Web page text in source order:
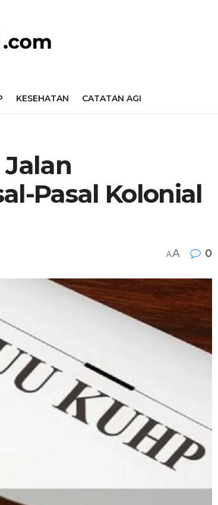
KESEHATAN CATATAN AGI
Jalan
Pasal Kolonial
AA 0